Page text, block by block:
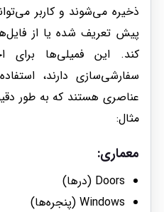
ذخیره می‌شوند و کاربر
پیش تعریف شده یا از
کند. این فمیلی‌ها برای
سفارشی‌سازی دارند،
عناصری هستند که به طور
مثال:
معماری:
Doors (درها)
Windows (پنجره‌ها)